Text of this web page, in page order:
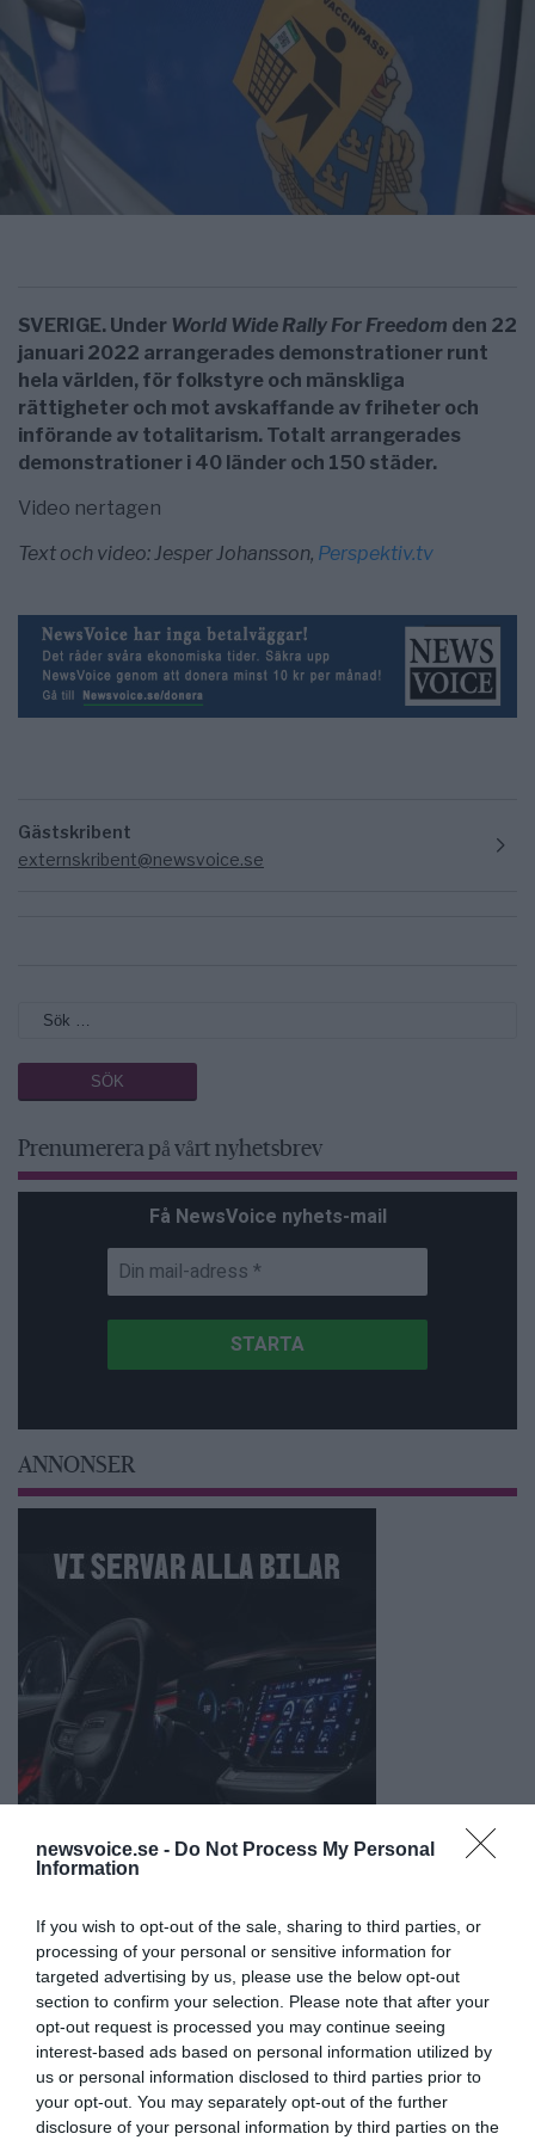
newsvoice.se - Do Not Process My Personal
Information
If you wish to opt-out of the sale, sharing to third parties, or
processing of your personal or sensitive information for
targeted advertising by us, please use the below opt-out
section to confirm your selection. Please note that after your
opt-out request is processed you may continue seeing
interest-based ads based on personal information utilized by
us or personal information disclosed to third parties prior to
your opt-out. You may separately opt-out of the further
disclosure of your personal information by third parties on the
SVERIGE. Under World Wide Rally For Freedom den 22
januari 2022 arrangerades demonstrationer runt
hela världen, för folkstyre och mänskliga
rättigheter och mot avskaffande av friheter och
införande av totalitarism. Totalt arrangerades
demonstrationer i 40 länder och 150 städer.
Video nertagen
Text och video: Jesper Johansson, Perspektiv.tv
Gästskribent
externskribent@newsvoice.se
Prenumerera på vårt nyhetsbrev
Få NewsVoice nyhets-mail
ANNONSER